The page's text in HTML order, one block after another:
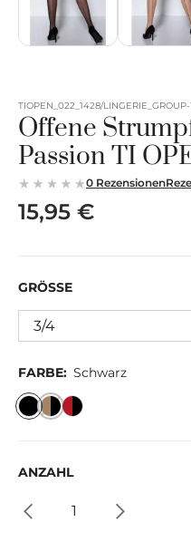
TIOPEN_022_1428/
Offene
Passion TI
0 Rezensionen
15,95 €
GRÖSSE
FARBE: Schwarz
ANZAHL